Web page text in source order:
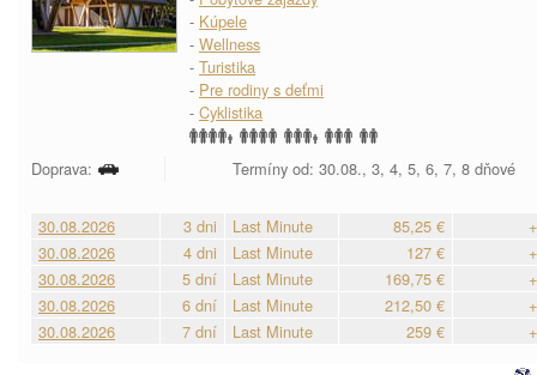
- Kúpele
- Wellness
- Turistika
- Pre rodiny s deťmi
- Cyklistika
Doprava: Termíny od: 30.08., 3, 4, 5, 6, 7, 8 dňové
30.08.2026 3 dni Last Minute 85,25 €
30.08.2026
4 dni Last Minute 127 €
30.08.2026
5 dní Last Minute 169,75 €
30.08.2026
6 dní Last Minute 212,50 €
30.08.2026
7 dní Last Minute 259 €